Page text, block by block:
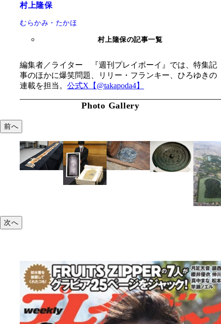
村上隆保
むらかみ・たかほ
村上隆保の記事一覧
編集者／ライター 『週刊プレイボーイ』では、特集記
事のほかに爆笑問題、リリー・フランキー、ひろゆきの
連載を担当。 公式X【@takapoda4】
Photo Gallery
前へ
次へ